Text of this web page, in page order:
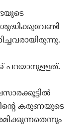
പറയാനുളളത്.
കരുണയുടെ